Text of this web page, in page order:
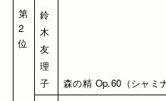
第
2
位
鈴
木
友
理
子
森の精 Op.60（シャミ